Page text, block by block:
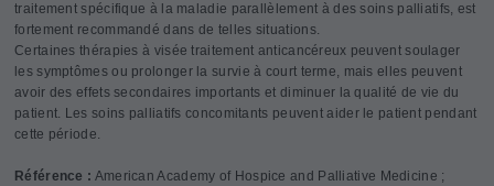
traitement spécifique à la maladie parallèlement à des soins palliatifs, est
fortement recommandé dans de telles situations.
Certaines thérapies à visée traitement anticancéreux peuvent soulager
les symptômes ou prolonger la survie à court terme, mais elles peuvent
avoir des effets secondaires importants et diminuer la qualité de vie du
patient. Les soins palliatifs concomitants peuvent aider le patient pendant
cette période.
Référence : American Academy of Hospice and Palliative Medicine ;